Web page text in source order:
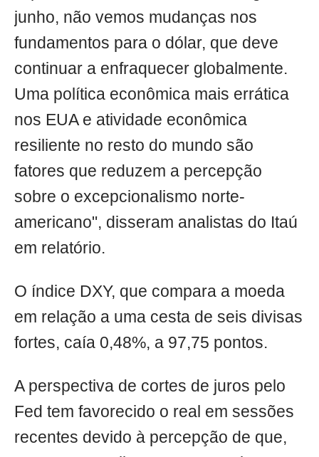
junho, não vemos mudanças nos
fundamentos para o dólar, que deve
continuar a enfraquecer globalmente.
Uma política econômica mais errática
nos EUA e atividade econômica
resiliente no resto do mundo são
fatores que reduzem a percepção
sobre o excepcionalismo norte-
americano", disseram analistas do Itaú
em relatório.
O índice DXY, que compara a moeda
em relação a uma cesta de seis divisas
fortes, caía 0,48%, a 97,75 pontos.
A perspectiva de cortes de juros pelo
Fed tem favorecido o real em sessões
recentes devido à percepção de que,